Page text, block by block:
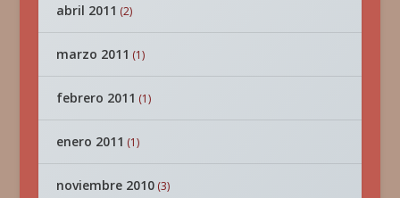
abril 2011 (2)
marzo 2011 (1)
febrero 2011 (1)
enero 2011 (1)
noviembre 2010(3)